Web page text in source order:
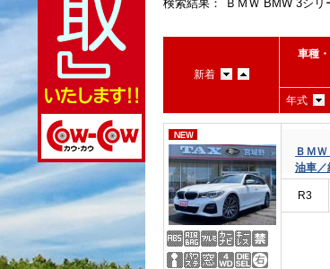
検索結果： ＢＭＷ BMW 3シリ
新着
車種
年式
ＢＭ
油車／
R3